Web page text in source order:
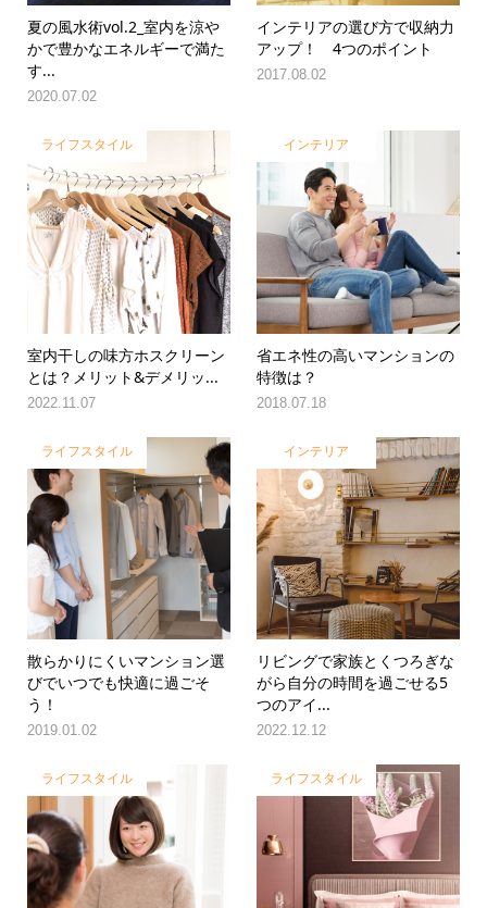
夏の風水術vol.2_室内を涼や
かで豊かなエネルギーで満た
す...
2020.07.02
インテリアの選び方で収納力
アップ！ 4つのポイント
2017.08.02
ライフスタイル
室内干しの味方ホスクリーン
とは？メリット&デメリッ...
2022.11.07
インテリア
省エネ性の高いマンションの
特徴は？
2018.07.18
ライフスタイル
散らかりにくいマンション選
びでいつでも快適に過ごそ
う！
2019.01.02
インテリア
リビングで家族とくつろぎな
がら自分の時間を過ごせる5
つのアイ...
2022.12.12
ライフスタイル ライフスタイル